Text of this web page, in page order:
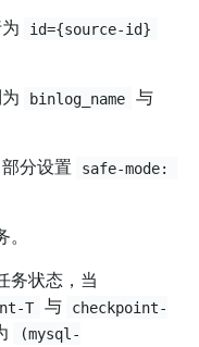
id={source-id}
binlog_name 与
部分设置
safe-mode:
务状态，当
T 与
checkpoint-
(mysql-